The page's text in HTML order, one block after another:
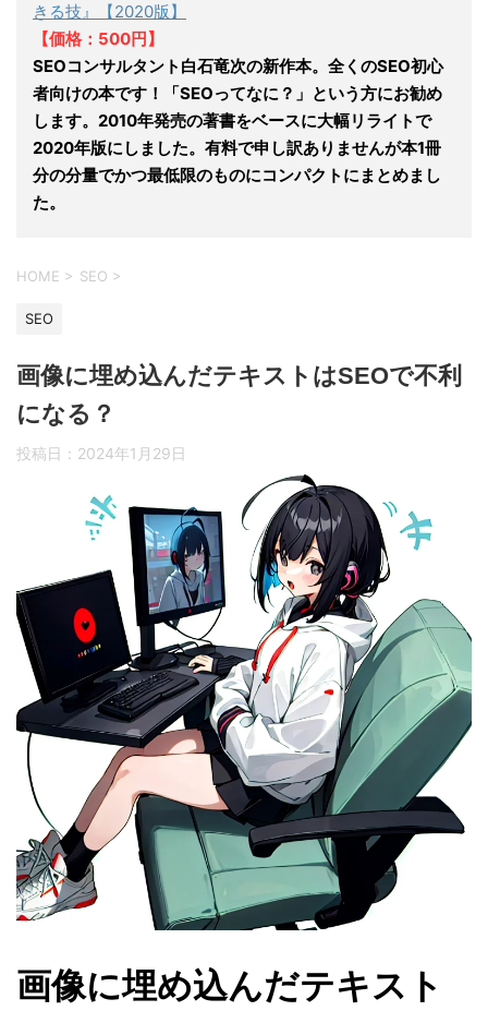
きる技』【2020版】
【価格：500円】
SEOコンサルタント白石竜次の新作本。全くのSEO初心
者向けの本です！「SEOってなに？」という方にお勧め
します。2010年発売の著書をベースに大幅リライトで
2020年版にしました。有料で申し訳ありませんが本1冊
分の分量でかつ最低限のものにコンパクトにまとめまし
た。
HOME > SEO >
SEO
画像に埋め込んだテキストはSEOで不利
になる？
投稿日： 2024年1月29日
画像に埋め込んだテキスト